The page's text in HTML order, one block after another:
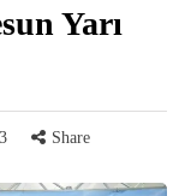
Yarı
Share